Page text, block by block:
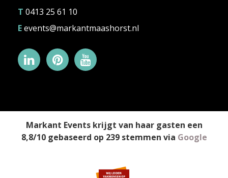
T 0413 25 61 10
Eevents@markantmaashorst.nl
Markant Eventskrijgt van haar gasten een
8,8/10gebaseerd op 239stemmen via Google